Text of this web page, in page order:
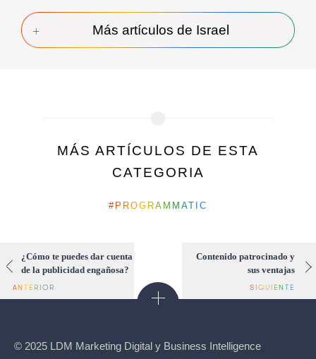
Más artículos de Israel
MÁS ARTÍCULOS DE ESTA
CATEGORIA
PROGRAMMATIC
¿Cómo te puedes dar cuenta
de la publicidad engañosa?
Contenido patrocinado y
sus ventajas
© 2025 LDM Marketing Digital y Business Intelligence